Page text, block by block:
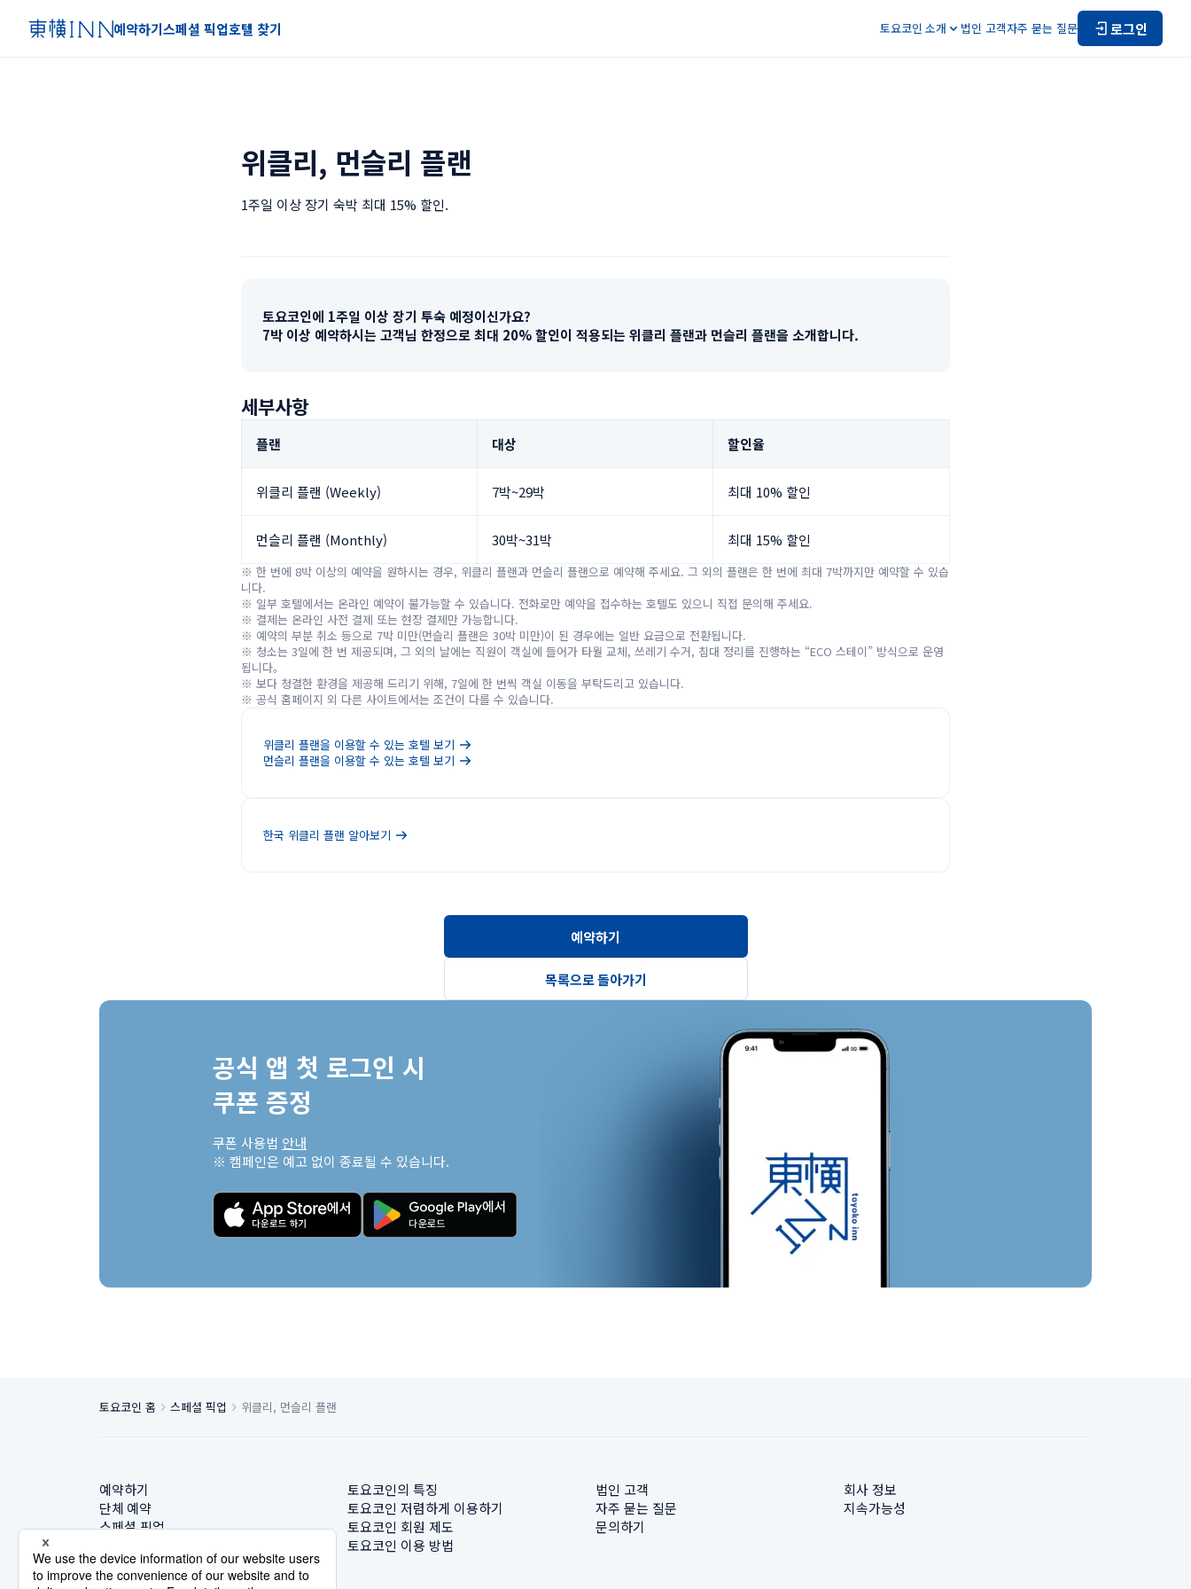
예약하기스페셜 픽업호텔 찾기 토요코인 소개 법인 고객자주 묻는 질문 로그인
위클리, 먼슬리 플랜
1주일 이상 장기 숙박 최대 15% 할인.
토요코인에 1주일 이상 장기 투숙 예정이신가요?
7박 이상 예약하시는 고객님 한정으로 최대 20% 할인이 적용되는 위클리 플랜과 먼슬리 플랜을 소개합니다.
세부사항
플랜 대상 할인율
위클리 플랜 (Weekly) 7박~29박 최대 10% 할인
먼슬리 플랜 (Monthly) 30박~31박 최대 15% 할인
※ 한 번에 8박 이상의 예약을 원하시는 경우, 위클리 플랜과 먼슬리 플랜으로 예약해 주세요. 그 외의 플랜은 한 번에 최대 7박까지만 예약할 수 있습
니다.
※ 일부 호텔에서는 온라인 예약이 불가능할 수 있습니다. 전화로만 예약을 접수하는 호텔도 있으니 직접 문의해 주세요.
※ 결제는 온라인 사전 결제 또는 현장 결제만 가능합니다.
※ 예약의 부분 취소 등으로 7박 미만(먼슬리 플랜은 30박 미만)이 된 경우에는 일반 요금으로 전환됩니다.
※ 청소는 3일에 한 번 제공되며, 그 외의 날에는 직원이 객실에 들어가 타월 교체, 쓰레기 수거, 침대 정리를 진행하는 “ECO 스테이” 방식으로 운영
됩니다。
※ 보다 청결한 환경을 제공해 드리기 위해, 7일에 한 번씩 객실 이동을 부탁드리고 있습니다.
※ 공식 홈페이지 외 다른 사이트에서는 조건이 다를 수 있습니다.
위클리 플랜을 이용할 수 있는 호텔 보기
먼슬리 플랜을 이용할 수 있는 호텔 보기
한국 위클리 플랜 알아보기
예약하기
목록으로 돌아가기
공식 앱 첫 로그인 시
쿠폰 증정
쿠폰 사용법 안내
※ 캠페인은 예고 없이 종료될 수 있습니다.
토요코인 홈 스페셜 픽업 위클리, 먼슬리 플랜
예약하기
단체 예약
스페셜 픽업
토요코인의 특징
토요코인 저렴하게 이용하기
토요코인 회원 제도
토요코인 이용 방법
법인 고객
자주 묻는 질문
문의하기
회사 정보
지속가능성